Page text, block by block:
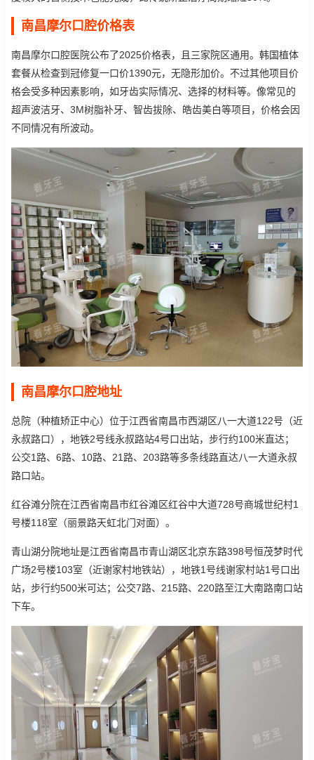
南昌摩尔口腔价格表
南昌摩尔口腔医院公布了2025价格表，且三家院区通用。韩国植体
套餐从检查到冠修复一口价1390元，无隐形加价。不过其他项目价
格会受多种因素影响，如牙齿实际情况、选择的材料等。像常见的
超声波洁牙、3M树脂补牙、智齿拔除、皓齿美白等项目，价格会因
不同情况有所波动。
南昌摩尔口腔地址
总院（种植矫正中心）位于江西省南昌市西湖区八一大道122号（近
永叔路口），地铁2号线永叔路站4号口出站，步行约100米直达；
公交1路、6路、10路、21路、203路等多条线路直达八一大道永叔
路口站。
红谷滩分院在江西省南昌市红谷滩区红谷中大道728号商城世纪村1
号楼118室（丽景路天虹北门对面）。
青山湖分院地址是江西省南昌市青山湖区北京东路398号恒茂梦时代
广场2号楼103室（近谢家村地铁站），地铁1号线谢家村站1号口出
站，步行约500米可达；公交7路、215路、220路至江大南路南口站
下车。